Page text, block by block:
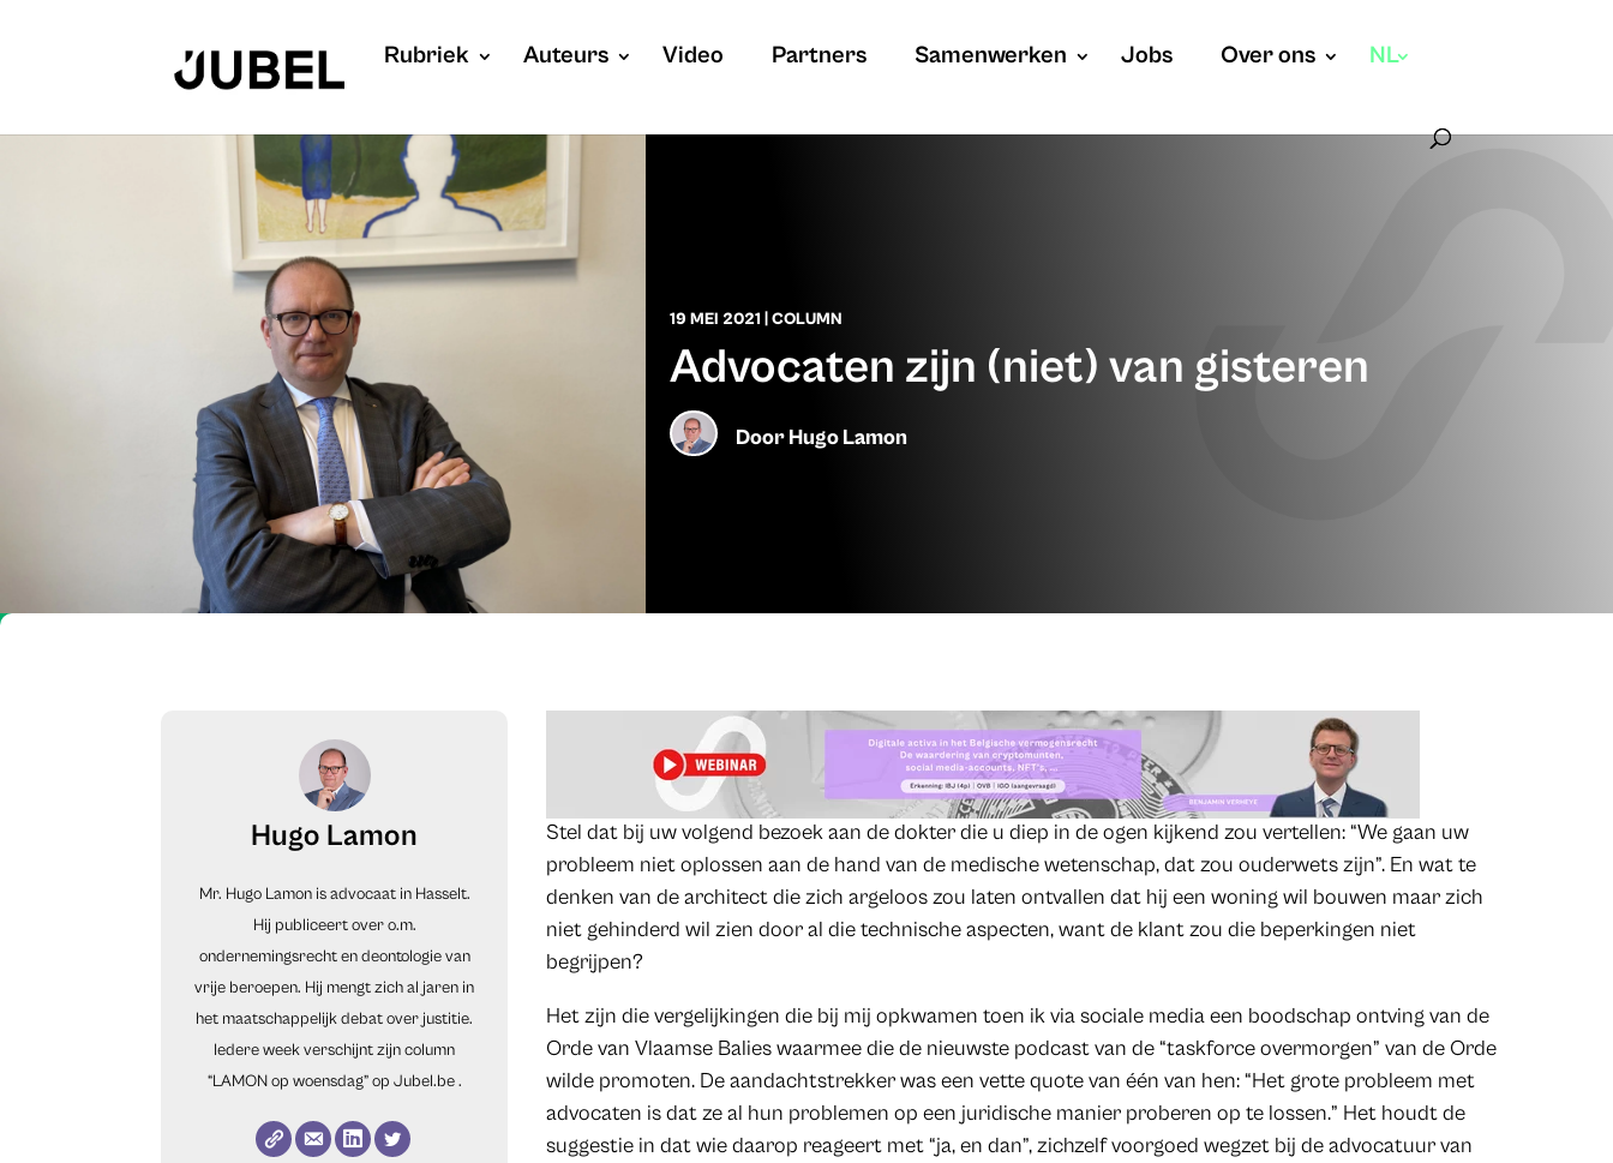
Rubriek Auteurs Video Partners Samenwerken Jobs Over ons NL
19 MEI 2021 |COLUMN
Advocaten zijn (niet) van gisteren
DoorHugo Lamon
Hugo Lamon
Mr. Hugo Lamon is advocaat in Hasselt.
Hij publiceert over o.m.
ondernemingsrecht en deontologie van
vrije beroepen. Hij mengt zich al jaren in
het maatschappelijk debat over justitie.
Iedere week verschijnt zijn column
“LAMON op woensdag” op Jubel.be.
Stel dat bij uw volgend bezoek aan de dokter die u diep in de ogen kijkend zou vertellen: “We gaan uw
probleem niet oplossen aan de hand van de medische wetenschap, dat zou ouderwets zijn”. En wat te
denken van de architect die zich argeloos zou laten ontvallen dat hij een woning wil bouwen maar zich
niet gehinderd wil zien door al die technische aspecten, want de klant zou die beperkingen niet
begrijpen?
Het zijn die vergelijkingen die bij mij opkwamen toen ik via sociale media een boodschap ontving van de
Orde van Vlaamse Balies waarmee die de nieuwste podcast van de “taskforce overmorgen” van de Orde
wilde promoten. De aandachtstrekker was een vette quote van één van hen: “Het grote probleem met
advocaten is dat ze al hun problemen op een juridische manier proberen op te lossen.” Het houdt de
suggestie in dat wie daarop reageert met “ja, en dan”, zichzelf voorgoed wegzet bij de advocatuur van